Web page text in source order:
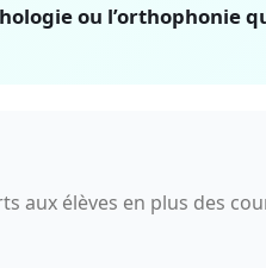
ou
aux élèves en plus des